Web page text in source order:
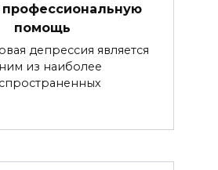
профессиональную
помощь
депрессия является
из наиболее